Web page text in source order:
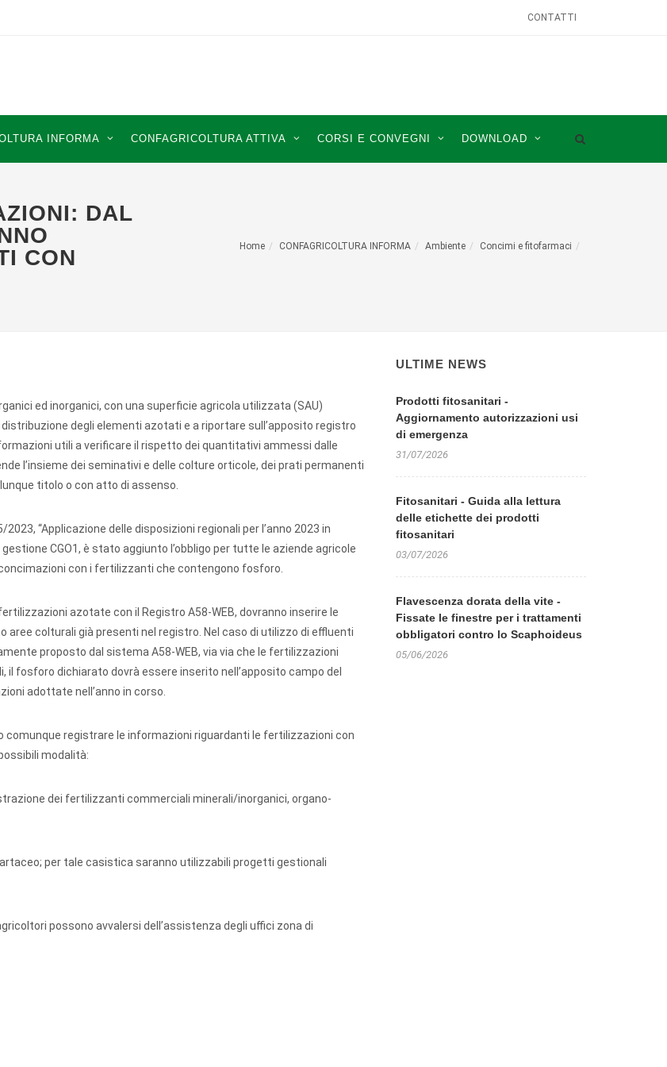
CONTATTI
INFORMA CONFAGRICOLTURA ATTIVA CORSI E CONVEGNI DOWNLOAD
DAL
CON
Home CONFAGRICOLTURA INFORMA Ambiente Concimi e fitofarmaci
ed inorganici, con una superficie agricola utilizzata (SAU)
degli elementi azotati e a riportare sull’apposito registro
utili a verificare il rispetto dei quantitativi ammessi dalle
l’insieme dei seminativi e delle colture orticole, dei prati permanenti
titolo o con atto di assenso.
“Applicazione delle disposizioni regionali per l’anno 2023 in
CGO1, è stato aggiunto l’obbligo per tutte le aziende agricole
con i fertilizzanti che contengono fosforo.
azotate con il Registro A58-WEB, dovranno inserire le
colturali già presenti nel registro. Nel caso di utilizzo di effluenti
proposto dal sistema A58-WEB, via via che le fertilizzazioni
fosforo dichiarato dovrà essere inserito nell’apposito campo del
adottate nell’anno in corso.
comunque registrare le informazioni riguardanti le fertilizzazioni con
modalità:
dei fertilizzanti commerciali minerali/inorganici, organo-
per tale casistica saranno utilizzabili progetti gestionali
possono avvalersi dell’assistenza degli uffici zona di
ULTIME NEWS
Prodotti fitosanitari -
Aggiornamento autorizzazioni usi
di emergenza
31/07/2026
Fitosanitari - Guida alla lettura
delle etichette dei prodotti
fitosanitari
03/07/2026
Flavescenza dorata della vite -
Fissate le finestre per i trattamenti
obbligatori contro lo Scaphoideus
05/06/2026